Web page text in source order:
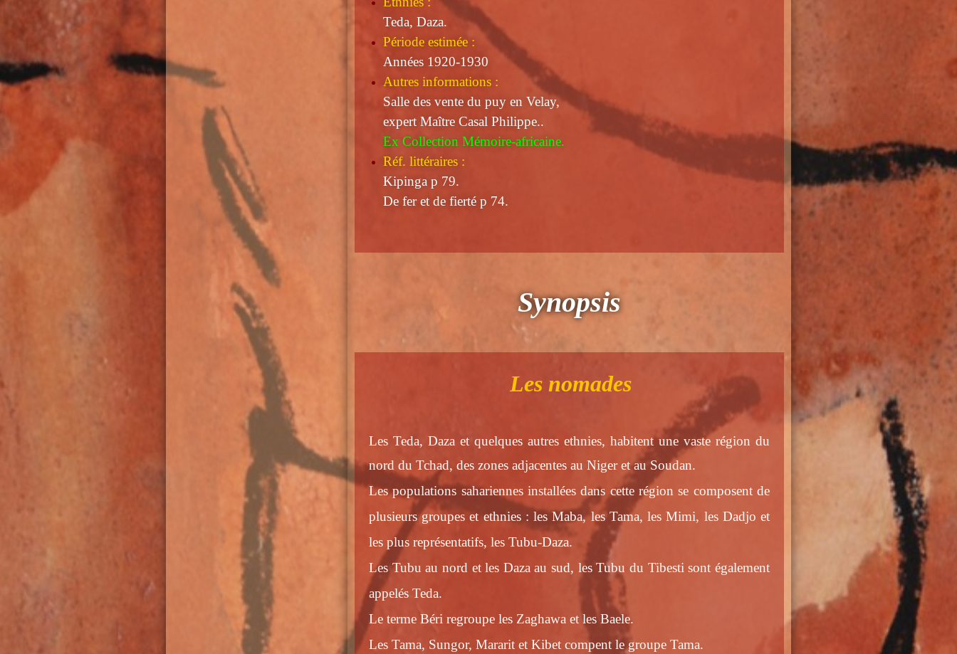
Teda, Daza.
Période estimée :
Années 1920-1930
Autres informations :
Salle des vente du puy en Velay,
expert Maître Casal Philippe..
Ex Collection Mémoire-africaine.
Réf. littéraires :
Kipinga p 79.
De fer et de fierté p 74.
Synopsis
Les nomades
Les Teda, Daza et quelques autres ethnies, habitent une vaste région du
nord du Tchad, des zones adjacentes au Niger et au Soudan.
Les populations sahariennes installées dans cette région se composent de
plusieurs groupes et ethnies : les Maba, les Tama, les Mimi, les Dadjo et
les plus représentatifs, les Tubu-Daza.
Les Tubu au nord et les Daza au sud, les Tubu du Tibesti sont également
appelés Teda.
Le terme Béri regroupe les Zaghawa et les Baele.
Les Tama, Sungor, Mararit et Kibet compent le groupe Tama.